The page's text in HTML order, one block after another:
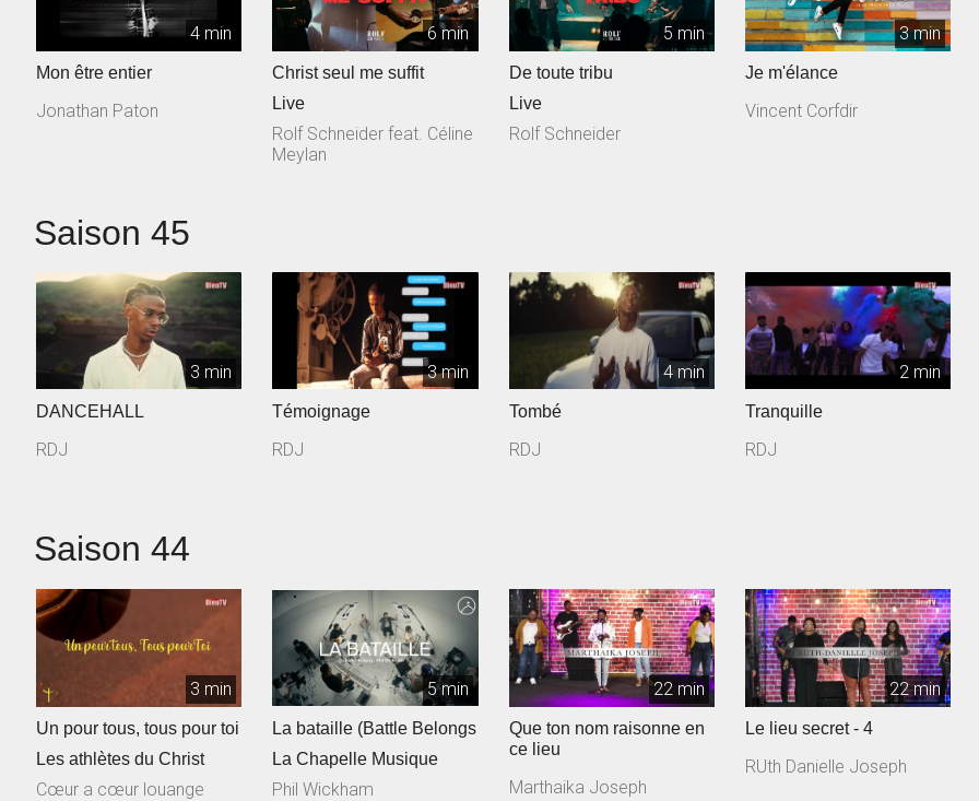
4 min
Mon être entier
Jonathan Paton
6 min
Christ seul me suffit
Live
Rolf Schneider feat. Céline
Meylan
5 min
De toute tribu
Live
Rolf Schneider
3 min
Je m'élance
Vincent Corfdir
Saison 45
3 min
DANCEHALL
RDJ
3 min
Témoignage
RDJ
4 min
Tombé
RDJ
2 min
Tranquille
RDJ
Saison 44
3 min
Un pour tous, tous pour toi
Les athlètes du Christ
Cœur a cœur louange
5 min
La bataille (Battle Belongs
La Chapelle Musique
Phil Wickham
22 min
Que ton nom raisonne en
ce lieu
Marthaika Joseph
22 min
Le lieu secret - 4
RUth Danielle Joseph